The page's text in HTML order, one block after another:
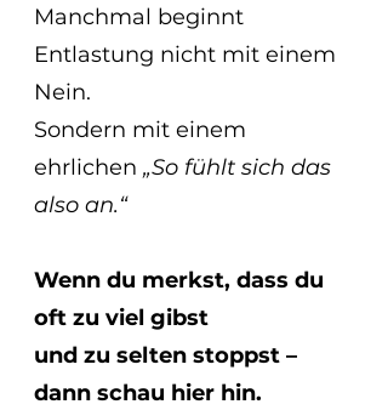
Manchmal beginnt
Entlastung nicht mit einem
Nein.
Sondern mit einem
ehrlichen „So fühlt sich das
also an.“
Wenn du merkst, dass du
oft zu viel gibst
und zu selten stoppst –
dann schau hier hin.